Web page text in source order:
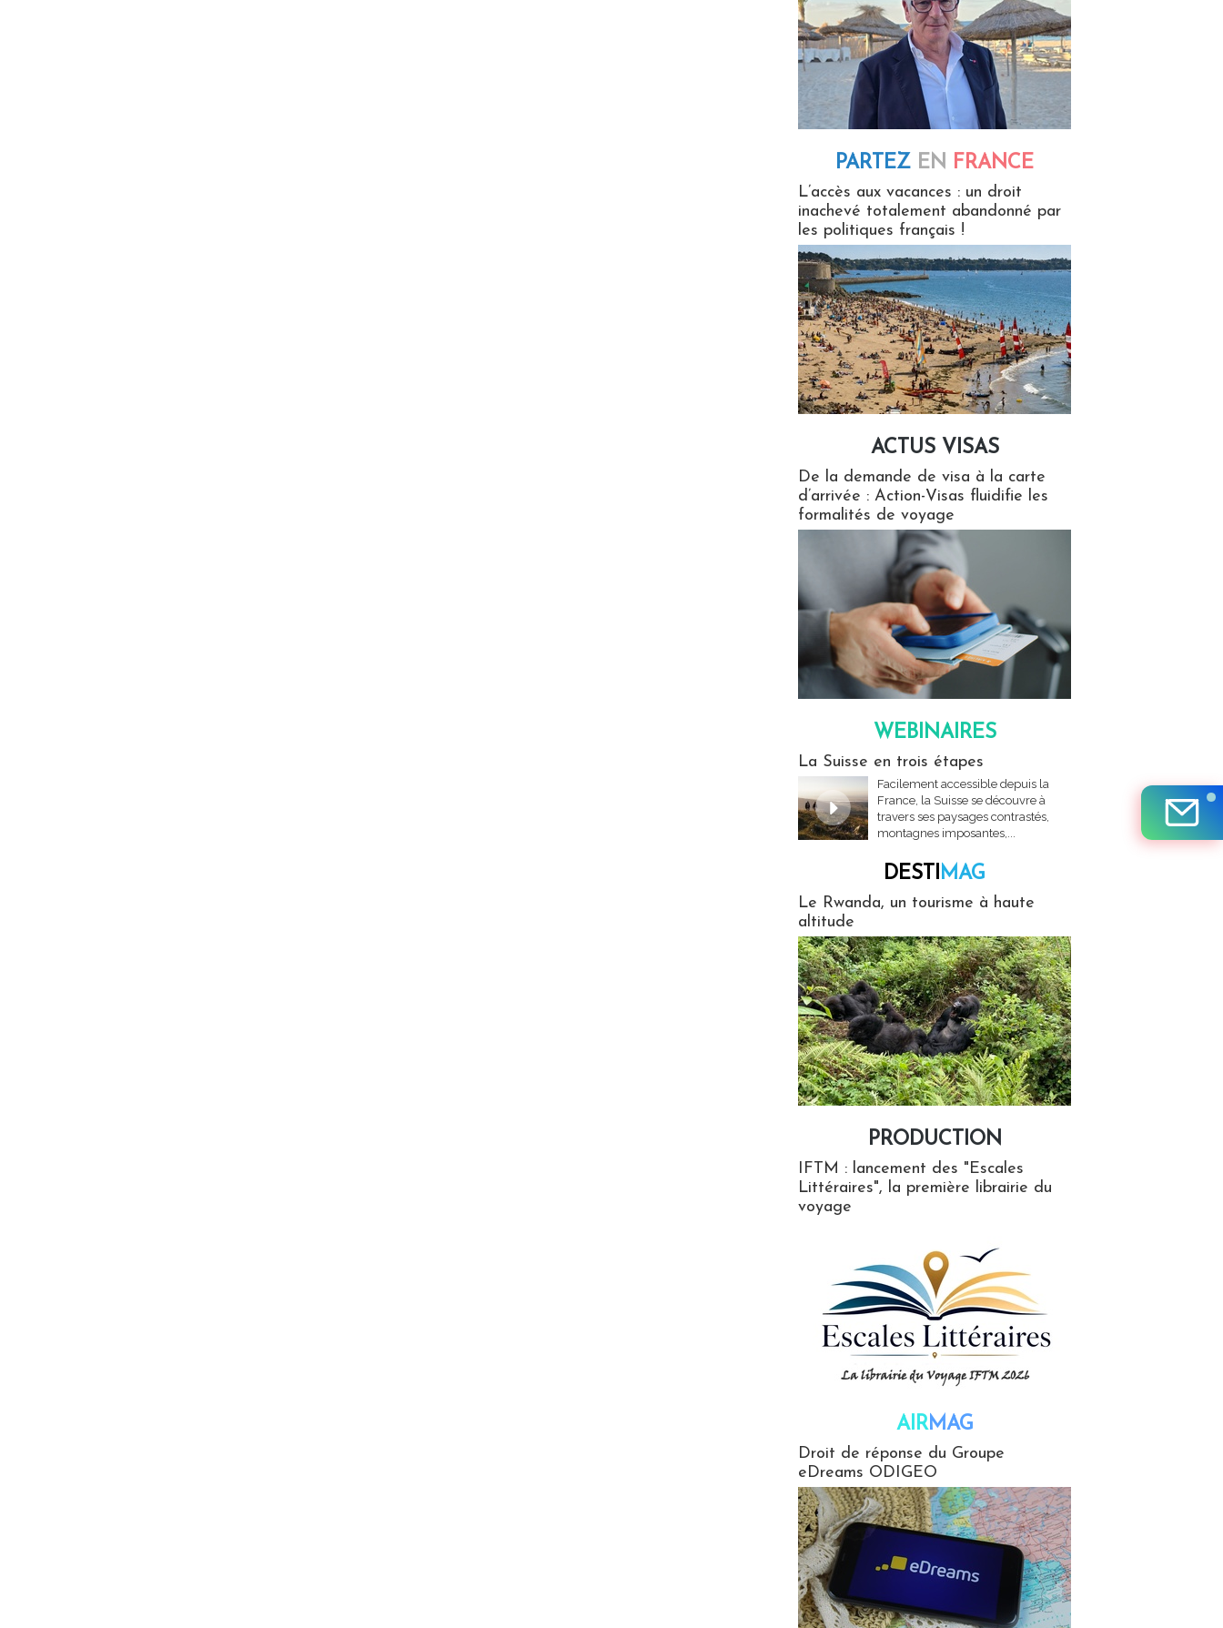
PARTEZ EN FRANCE
L’accès aux vacances : un droit
inachevé totalement abandonné par
les politiques français !
ACTUS VISAS
De la demande de visa à la carte
d’arrivée : Action-Visas fluidifie les
formalités de voyage
WEBINAIRES
La Suisse en trois étapes
Facilement accessible depuis la
France, la Suisse se découvre à
travers ses paysages contrastés,
montagnes imposantes,...
DESTIMAG
Le Rwanda, un tourisme à haute
altitude
PRODUCTION
IFTM : lancement des "Escales
Littéraires", la première librairie du
voyage
AIRMAG
Droit de réponse du Groupe
eDreams ODIGEO